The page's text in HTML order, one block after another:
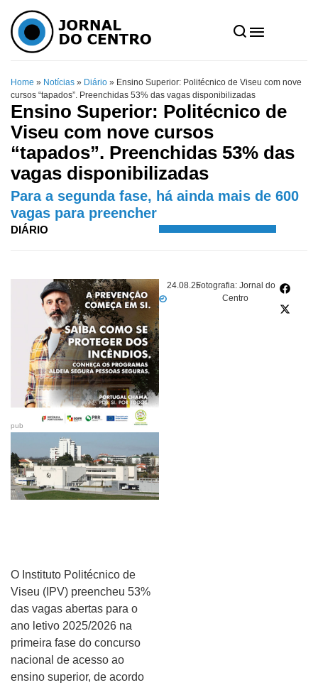
Home » Notícias » Diário » Ensino Superior: Politécnico de Viseu com nove
cursos “tapados”. Preenchidas 53% das vagas disponibilizadas
Ensino Superior: Politécnico de
Viseu com nove cursos
“tapados”. Preenchidas 53% das
vagas disponibilizadas
Para a segunda fase, há ainda mais de 600
vagas para preencher
DIÁRIO
24.08.25Fotografia: Jornal do
Centro
pub
O Instituto Politécnico de
Viseu (IPV) preencheu 53%
das vagas abertas para o
ano letivo 2025/2026 na
primeira fase do concurso
nacional de acesso ao
ensino superior, de acordo